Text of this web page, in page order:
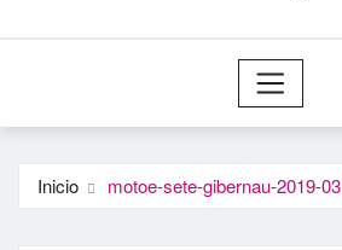
Inicio motoe-sete-gibernau-2019-03